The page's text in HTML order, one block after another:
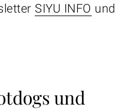
SIYU INFO und
und